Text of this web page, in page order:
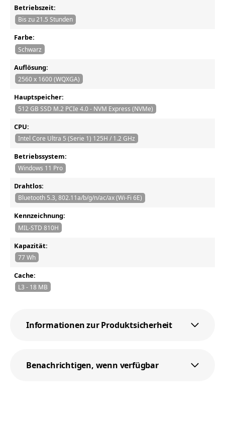
Betriebszeit:
Bis zu 21.5 Stunden
Farbe:
Schwarz
Auflösung:
2560 x 1600 (WQXGA)
Hauptspeicher:
512 GB SSD M.2 PCIe 4.0 - NVM Express (NVMe)
CPU:
Intel Core Ultra 5 (Serie 1) 125H / 1.2 GHz
Betriebssystem:
Windows 11 Pro
Drahtlos:
Bluetooth 5.3, 802.11a/b/g/n/ac/ax (Wi-Fi 6E)
Kennzeichnung:
MIL-STD 810H
Kapazität:
77 Wh
Cache:
L3 - 18 MB
Informationen zur Produktsicherheit
Benachrichtigen, wenn verfügbar